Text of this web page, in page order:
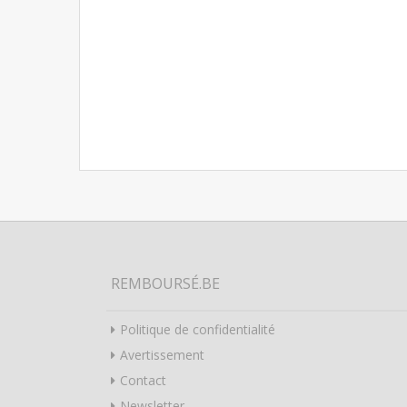
REMBOURSÉ.BE
Politique de confidentialité
Avertissement
Contact